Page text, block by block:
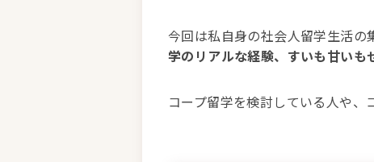
今回は私自身の社会人留学生活の
学のリアルな経験、すいも甘いも
コープ留学を検討している人や、